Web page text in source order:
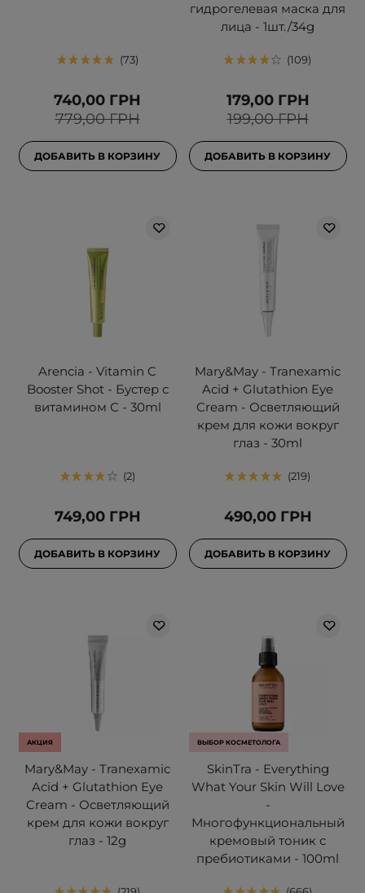
73
779,00 ГРН
740,00 ГРН
ДОБАВИТЬ В КОРЗИНУ
гидрогелевая маска для
лица - 1шт./34g
109
199,00 ГРН
179,00 ГРН
ДОБАВИТЬ В КОРЗИНУ
Arencia - Vitamin C
Booster Shot - Бустер с
витамином С - 30ml
2
749,00 ГРН
ДОБАВИТЬ В КОРЗИНУ
Mary&May - Tranexamic
Acid + Glutathion Eye
Cream - Осветляющий
крем для кожи вокруг
глаз - 30ml
219
490,00 ГРН
ДОБАВИТЬ В КОРЗИНУ
АКЦИЯ
Mary&May - Tranexamic
Acid + Glutathion Eye
Cream - Осветляющий
крем для кожи вокруг
глаз - 12g
ВЫБОР КОСМЕТОЛОГА
SkinTra - Everything
What Your Skin Will Love
-
Многофункциональный
кремовый тоник с
пребиотиками - 100ml